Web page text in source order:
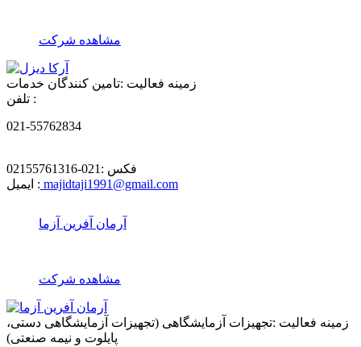
مشاهده شرکت
زمینه فعالیت :تامین کنندگان خدمات
تلفن :
021-55762834
فکس : 021-02155761316
ایمیل : majidtaji1991@gmail.com
آرمان آفرین آزما
مشاهده شرکت
زمینه فعالیت :تجهیزات آزمایشگاهی (تجهیزات آزمایشگاهی دستی،
پایلوت و نیمه صنعتی)